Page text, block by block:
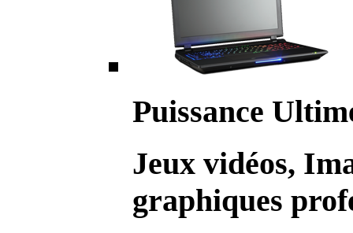
Puissance
Jeux vidéos,
graphiques